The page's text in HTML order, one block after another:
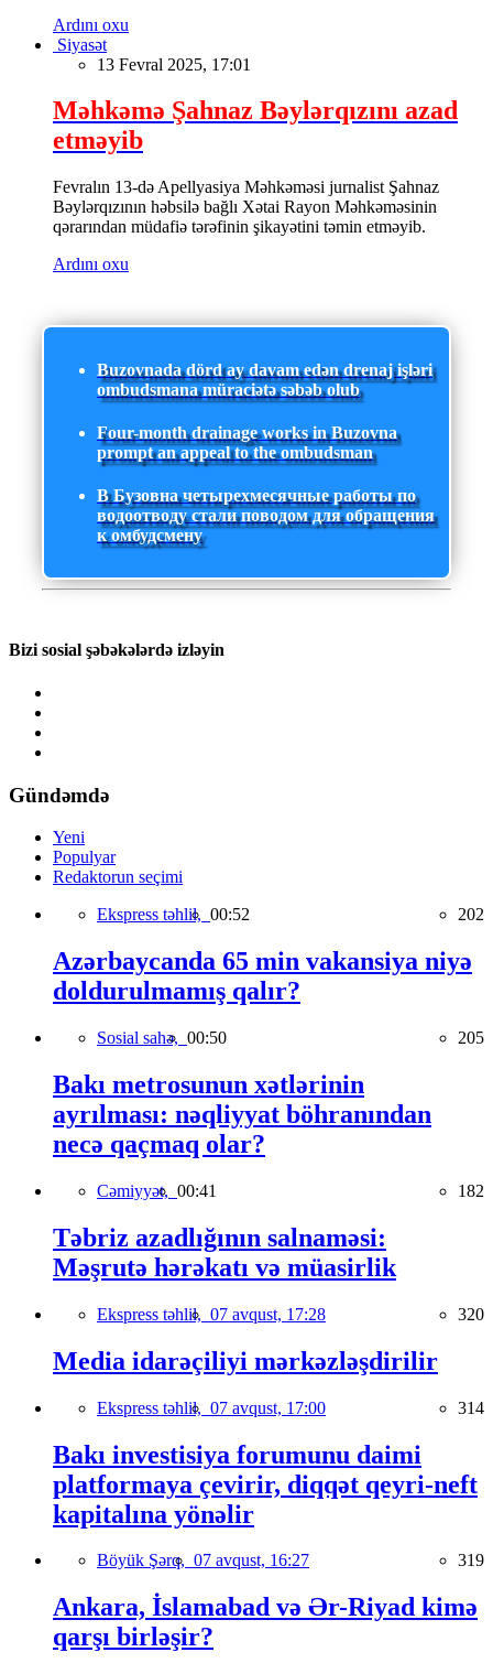
Ardını oxu
Siyasət
13 Fevral 2025, 17:01
Məhkəmə Şahnaz Bəylərqızını azad
etməyib
Fevralın 13-də Apellyasiya Məhkəməsi jurnalist Şahnaz
Bəylərqızının həbsilə bağlı Xətai Rayon Məhkəməsinin
qərarından müdafiə tərəfinin şikayətini təmin etməyib.
Ardını oxu
Buzovnada dörd ay davam edən drenaj işləri
ombudsmana müraciətə səbəb olub
Four-month drainage works in Buzovna
prompt an appeal to the ombudsman
В Бузовна четырехмесячные работы по
водоотводу стали поводом для обращения
к омбудсмену
Bizi sosial şəbəkələrdə izləyin
Gündəmdə
Yeni
Populyar
Redaktorun seçimi
Ekspress təhlil, 00:52 202
Azərbaycanda 65 min vakansiya niyə
doldurulmamış qalır?
Sosial sahə, 00:50 205
Bakı metrosunun xətlərinin
ayrılması: nəqliyyat böhranından
necə qaçmaq olar?
Cəmiyyət, 00:41 182
Təbriz azadlığının salnaməsi:
Məşrutə hərəkatı və müasirlik
Ekspress təhlil, 07 avqust, 17:28 320
Media idarəçiliyi mərkəzləşdirilir
Ekspress təhlil, 07 avqust, 17:00 314
Bakı investisiya forumunu daimi
platformaya çevirir, diqqət qeyri-neft
kapitalına yönəlir
Böyük Şərq, 07 avqust, 16:27 319
Ankara, İslamabad və Ər-Riyad kimə
qarşı birləşir?